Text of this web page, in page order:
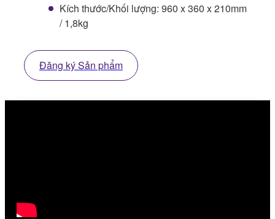
Kích thước/Khối lượng: 960 x 360 x 210mm
/ 1,8kg
Đăng ký Sản phẩm